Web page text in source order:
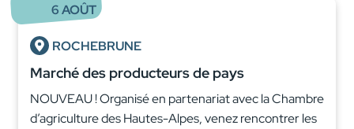
6AOÛT
ROCHEBRUNE
Marché des producteurs de pays
NOUVEAU ! Organisé en partenariat avec la Chambre
d’agriculture des Hautes-Alpes, venez rencontrer les